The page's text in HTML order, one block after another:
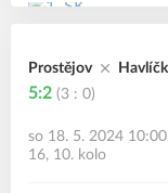
Prostějov
5:2 (3 : 0)
so 18. 5. 2024 10:00
16, 10. kolo